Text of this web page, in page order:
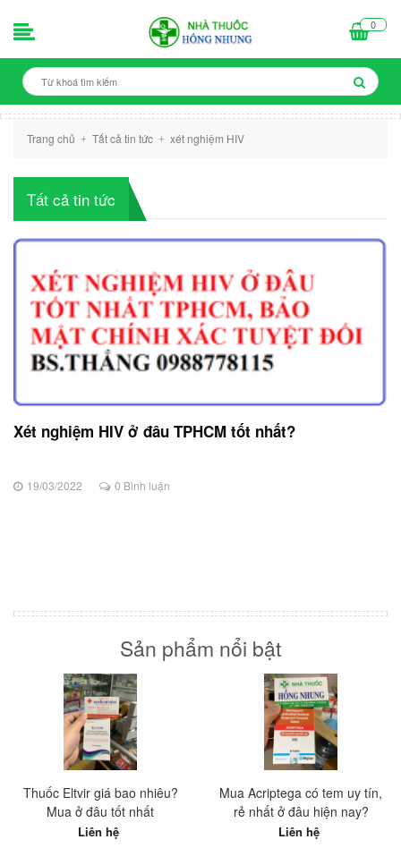
0
Trang chủ + Tất cả tin tức + xét nghiệm HIV
Tất cả tin tức
Xét nghiệm HIV ở đâu TPHCM tốt nhất?
19/03/2022 0 Bình luận
Sản phẩm nổi bật
Thuốc Eltvir giá bao nhiêu?
Mua ở đâu tốt nhất
Liên hệ
Mua Acriptega có tem uy tín,
rẻ nhất ở đâu hiện nay?
Liên hệ